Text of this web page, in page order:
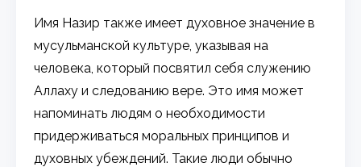
Имя Назир также имеет духовное значение в
мусульманской культуре, указывая на
человека, который посвятил себя служению
Аллаху и следованию вере. Это имя может
напоминать людям о необходимости
придерживаться моральных принципов и
духовных убеждений. Такие люди обычно